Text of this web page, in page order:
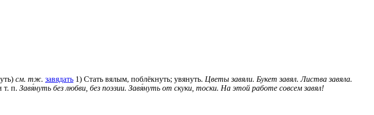
см. тж. завядать 1) Стать вялым, поблёкнуть; увянуть. Цветы завяли. Букет завял. Листва завяла.
т. п. Завя́нуть без любви, без поэзии. Завя́нуть от скуки, тоски. На этой работе совсем завял!